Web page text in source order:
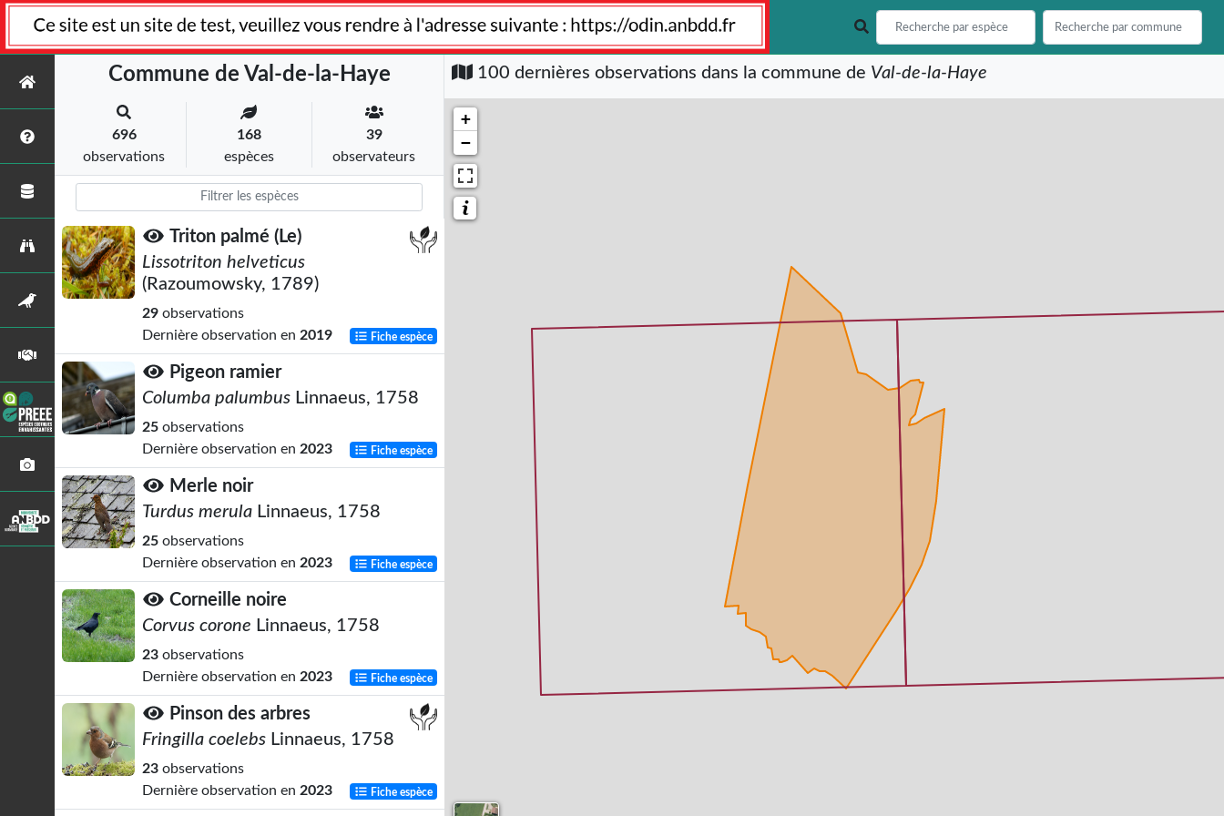
Commune de Val-de-la-Haye
696
observations
168
espèces
39
observateurs
Triton palmé (Le)
Lissotriton helveticus
(Razoumowsky, 1789)
29 observations
Dernière observation en 2019 Fiche espèce
Pigeon ramier
Columba palumbus Linnaeus, 1758
25 observations
Dernière observation en 2023 Fiche espèce
Merle noir
Turdus merula Linnaeus, 1758
25 observations
Dernière observation en 2023 Fiche espèce
Corneille noire
Corvus corone Linnaeus, 1758
23 observations
Dernière observation en 2023 Fiche espèce
Pinson des arbres
Fringilla coelebs Linnaeus, 1758
23 observations
Dernière observation en 2023 Fiche espèce
100 dernières observations dans la commune de Val-de-la-Haye
+
−